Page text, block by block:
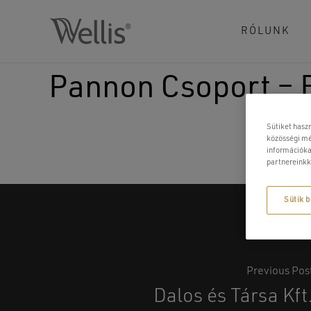
RÓLUNK
Pannon Csoport –
Previous
Dalos és Társa Kft.
Sütiket
közösségi
Sütik